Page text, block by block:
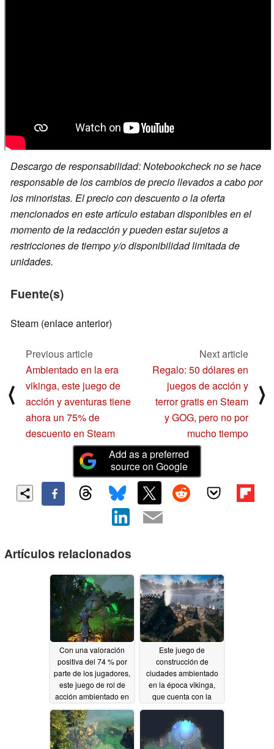
Descargo de responsabilidad: Notebookcheck no se hace
responsable de los cambios de precio llevados a cabo por
los minoristas. El precio con descuento o la oferta
mencionados en este artículo estaban disponibles en el
momento de la redacción y pueden estar sujetos a
restricciones de tiempo y/o disponibilidad limitada de
unidades.
Fuente(s)
Steam (enlace anterior)
⟨
Previous article
Ambientado en la era
vikinga, este juego de
acción y aventuras tiene
ahora un 75% de
descuento en Steam
Next article
Regalo: 50 dólares en
juegos de acción y
terror gratis en Steam
y GOG, pero no por
mucho tiempo
⟩
Add as a preferred
source on Google
Artículos relacionados
Con una valoración
positiva del 74 % por
parte de los jugadores,
este juego de rol de
acción ambientado en
un mundo de fantasía
tiene un descuento del
85 % en Steam
06/14/2026
Este juego de
construcción de
ciudades ambientado
en la época vikinga,
que cuenta con la
aprobación del 69 %
de los jugadores, tiene
un descuento del 70 %
en Steam06/13/2026